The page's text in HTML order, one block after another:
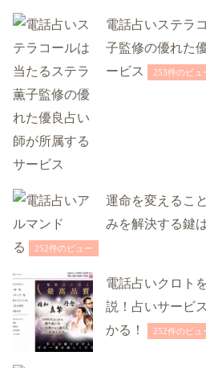
電話占いステラ
子監修の優れた
ービス
253件のビュ
運命を変えるこ
みを解決する鍵
る
252件のビュー
電話占いクロト
説！占いサービ
かる！
252件のビュ